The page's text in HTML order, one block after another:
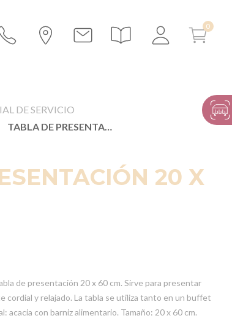
DE SERVICIO
TABLA DE PRESENTACIÓN 20 X 60 CM
20 X
de presentación 20 x 60 cm. Sirve para presentar
cordial y relajado. La tabla se utiliza tanto en un buffet
acacia con barniz alimentario. Tamaño: 20 x 60 cm.